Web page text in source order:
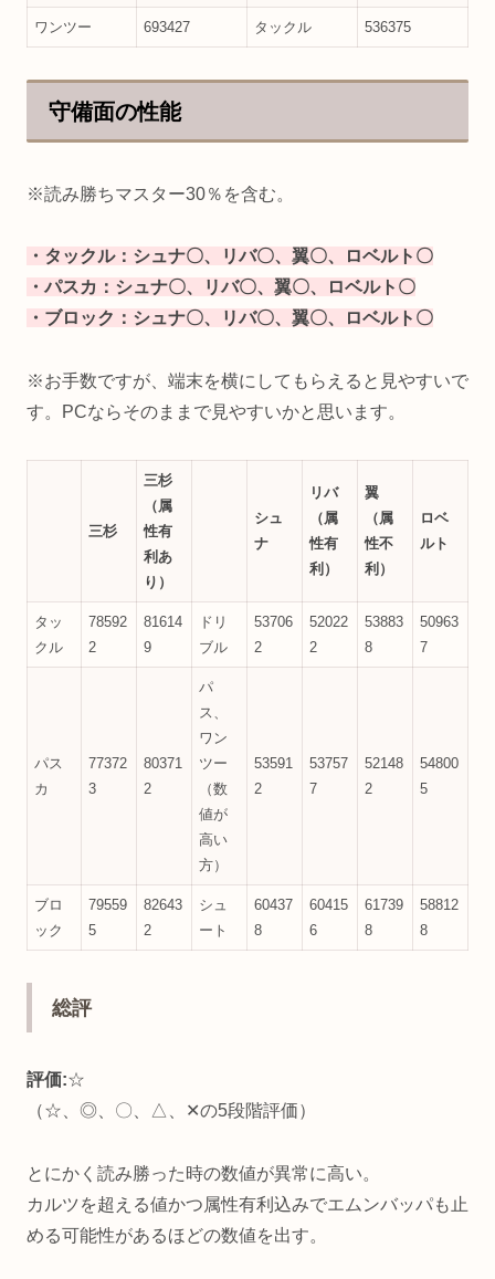
ワンツー 693427 タックル 536375
守備面の性能
※読み勝ちマスター30％を含む。
・タックル：シュナ〇、リバ〇、翼〇、ロベルト〇
・パスカ：シュナ〇、リバ〇、翼〇、ロベルト〇
・ブロック：シュナ〇、リバ〇、翼〇、ロベルト〇
※お手数ですが、端末を横にしてもらえると見やすいで
す。PCならそのままで見やすいかと思います。
三杉
三杉
（属
性有
利あ
り）
シュ
ナ
リバ
（属
性有
利）
翼
（属
性不
利）
ロベ
ルト
タッ
クル
78592
2
81614
9
ドリ
ブル
53706
2
52022
2
53883
8
50963
7
パス
カ
77372
3
80371
2
パ
ス、
ワン
ツー
（数
値が
高い
方）
53591
2
53757
7
52148
2
54800
5
ブロ
ック
79559
5
82643
2
シュ
ート
60437
8
60415
6
61739
8
58812
8
総評
評価:☆
（☆、◎、〇、△、✕の5段階評価）
とにかく読み勝った時の数値が異常に高い。
カルツを超える値かつ属性有利込みでエムンバッパも止
める可能性があるほどの数値を出す。